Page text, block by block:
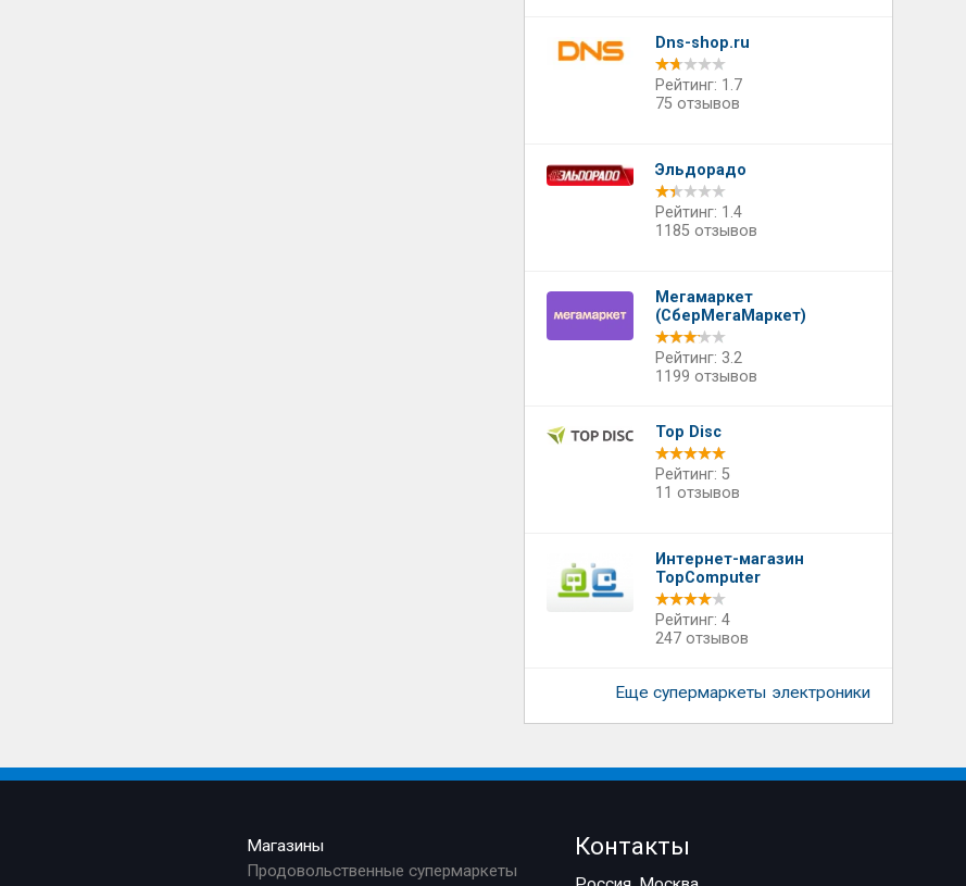
Dns-shop.ru
Рейтинг: 1.7
75 отзывов
Эльдорадо
Рейтинг: 1.4
1185 отзывов
Мегамаркет
(СберМегаМаркет)
Рейтинг: 3.2
1199 отзывов
Top Disc
Рейтинг: 5
11 отзывов
Интернет-магазин
TopComputer
Рейтинг: 4
247 отзывов
Еще супермаркеты электроники
Магазины
Продовольственные супермаркеты
Контакты